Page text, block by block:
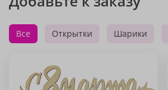
Все Открытки Шарики